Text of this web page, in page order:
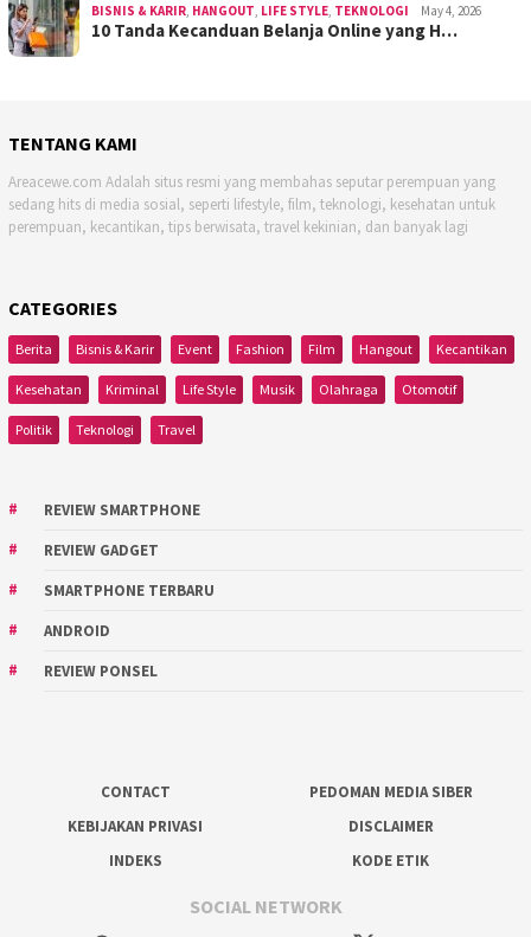
BISNIS & KARIR HANGOUT LIFE STYLE TEKNOLOGI May 4, 2026
10 Tanda Kecanduan Belanja Online yang H…
TENTANG KAMI
Areacewe.com Adalah situs resmi yang membahas seputar perempuan yang
sedang hits di media sosial, seperti lifestyle, film, teknologi, kesehatan untuk
perempuan, kecantikan, tips berwisata, travel kekinian, dan banyak lagi
CATEGORIES
Berita Bisnis & Karir Event Fashion Film Hangout Kecantikan
Kesehatan Kriminal Life Style Musik Olahraga Otomotif
Politik Teknologi Travel
REVIEW SMARTPHONE
REVIEW GADGET
SMARTPHONE TERBARU
ANDROID
REVIEW PONSEL
CONTACT
PEDOMAN MEDIA SIBER
KEBIJAKAN PRIVASI
DISCLAIMER
INDEKS
KODE ETIK
SOCIAL NETWORK